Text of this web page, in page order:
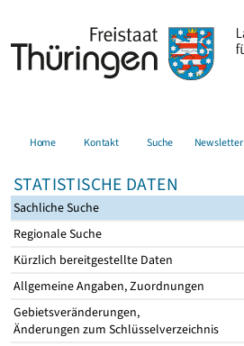
Home Kontakt Suche Newsletter
STATISTISCHE DATEN
Sachliche Suche
Regionale Suche
Kürzlich bereitgestellte Daten
Allgemeine Angaben, Zuordnungen
Gebietsveränderungen,
Änderungen zum Schlüsselverzeichnis